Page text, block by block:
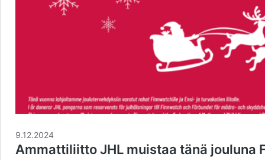
9.12.2024
Ammattiliitto JHL muistaa tänä